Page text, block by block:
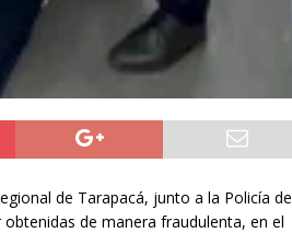
de Tarapacá, junto a la Policía de
de manera fraudulenta, en el